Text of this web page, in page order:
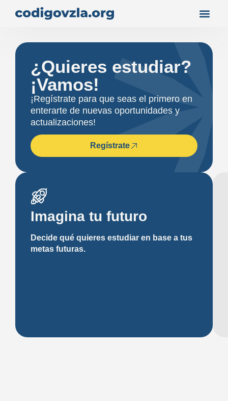
¿Quieres estudiar?
¡Vamos!
¡Regístrate para que seas el primero en
enterarte de nuevas oportunidades y
actualizaciones!
Regístrate
Imagina tu futuro
Decide qué quieres estudiar en base a tus
metas futuras.